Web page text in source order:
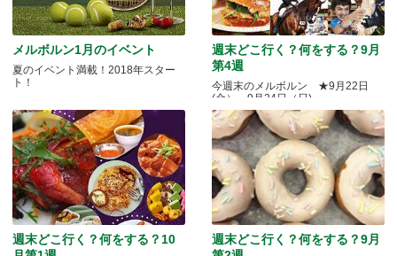
メルボルン1月のイベント
夏のイベント満載！2018年スター
ト！
週末どこ行く？何をする？9月
第4週
今週末のメルボルン ★9月22日
(金）～9月24日（日)
週末どこ行く？何をする？10
週末どこ行く？何をする？9月